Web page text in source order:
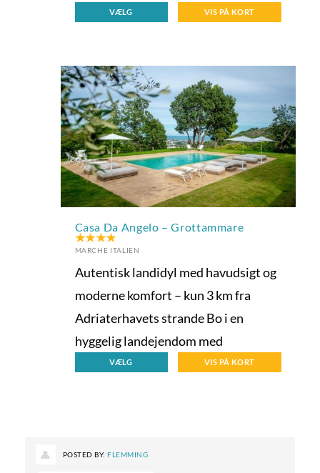
VÆLG VIS PÅ KORT
Casa Da Angelo – Grottammare
MARCHE ITALIEN
Autentisk landidyl med havudsigt og
moderne komfort – kun 3 km fra
Adriaterhavets strande Bo i en
hyggelig landejendom med
VÆLG VIS PÅ KORT
POSTED BY:FLEMMING